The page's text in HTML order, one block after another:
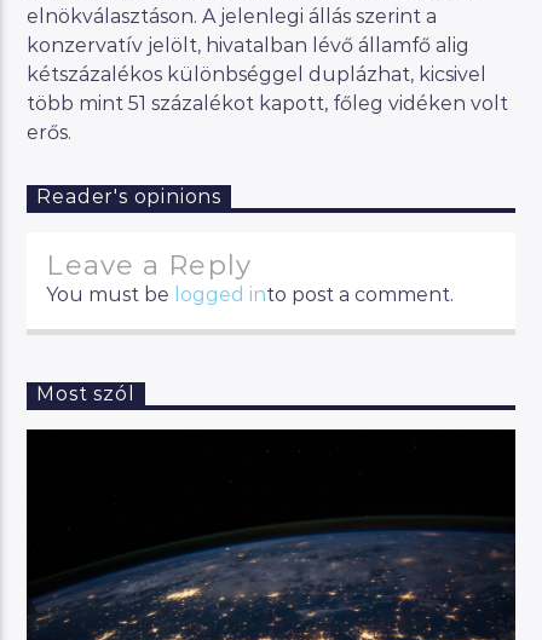
elnökválasztáson. A jelenlegi állás szerint a
konzervatív jelölt, hivatalban lévő államfő alig
kétszázalékos különbséggel duplázhat, kicsivel
több mint 51 százalékot kapott, főleg vidéken volt
erős.
Reader's opinions
Leave a Reply
You must be logged into post a comment.
Most szól